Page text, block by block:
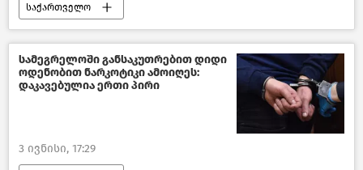
საქართველო
საქართველოს ეკონომიკა
საზოგადოება სტატისტიკა
ახალი ამბები
სამეგრელოში განსაკუთრებით დიდი
ოდენობით ნარკოტიკი ამოიღეს:
დაკავებულია ერთი პირი
3 ივნისი, 17:29